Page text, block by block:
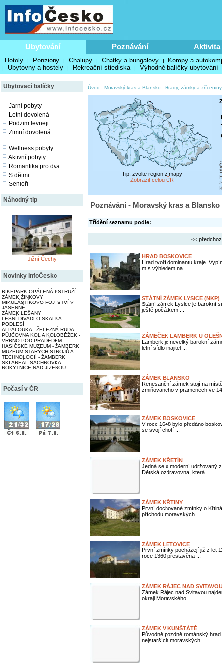
Ubytování Poznávání Aktivita
Hotely | Penziony | Chalupy | Chatky a bungalovy | Kempy a
| Ubytovny a hostely | Rekreační střediska | Výhodné balíčky ubytování
Ubytovací balíčky
Jarní pobyty
Letní dovolená
Podzim levněji
Zimní dovolená
Wellness pobyty
Aktivní pobyty
Romantika pro dva
S dětmi
Senioři
Náhodný tip
Jižní Čechy
Novinky InfoČesko
BIKEPARK OPÁLENÁ PSTRUŽÍ
ZÁMEK ŽINKOVY
MIKULÁŠTÍKOVO FOJTSTVÍ V
JASENNÉ
ZÁMEK LEŠANY
LESNÍ DIVADLO SKALKA -
PODLESÍ
ALPALOUKA - ŽELEZNÁ RUDA
PŮJČOVNA KOL A KOLOBĚŽEK -
VRBNO POD PRADĚDEM
HASIČSKÉ MUZEUM - ŽAMBERK
MUZEUM STARÝCH STROJŮ A
TECHNOLOGIÍ - ŽAMBERK
SKI AREÁL SACHROVKA -
ROKYTNICE NAD JIZEROU
Počasí v ČR
Úvod - Moravský kras a Blansko - Hrady, zámky a zříceniny
Tip: zvolte region z mapy
Zobrazit celou ČR
Poznávání - Moravský kras a
Třídění seznamu podle:
<<
HRAD BOSKOVICE
Hrad tvoří dominantu kraje.
m s výhledem na ...
STÁTNÍ ZÁMEK LYSICE (NKP)
Státní zámek Lysice je barokní
ještě počátkem ...
ZÁMEČEK LAMBERK U
Lamberk je nevelký barokní
letní sídlo majitel ...
ZÁMEK BLANSKO
Renesanční zámek stojí na
zmiňovaného v pramenech ve
ZÁMEK BOSKOVICE
V roce 1648 bylo předáno
se svojí chotí ...
ZÁMEK KŘETÍN
Jedná se o moderní udržovaný
Dětská ozdravovna, která ...
ZÁMEK KŘTINY
První dochované zmínky o
příchodu moravských ...
ZÁMEK LETOVICE
První zmínky pocházejí již z let
roce 1360 přestavěna ...
ZÁMEK RÁJEC NAD
Zámek Rájec nad Svitavou
okraji Moravského ...
ZÁMEK V KUNŠTÁTĚ
Původně pozdně románský
nejstarších moravských ...